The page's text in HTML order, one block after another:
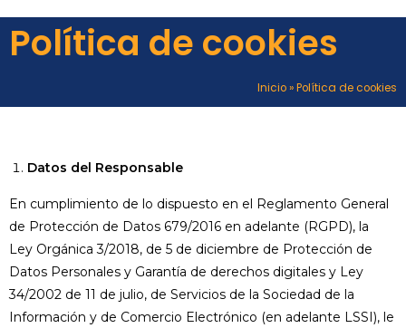
Política de cookies
Inicio»Política de cookies
Datos del Responsable
En cumplimiento de lo dispuesto en el Reglamento General
de Protección de Datos 679/2016 en adelante (RGPD), la
Ley Orgánica 3/2018, de 5 de diciembre de Protección de
Datos Personales y Garantía de derechos digitales y Ley
34/2002 de 11 de julio, de Servicios de la Sociedad de la
Información y de Comercio Electrónico (en adelante LSSI), le